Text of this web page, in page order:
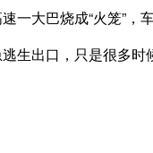
生出口，只是很多